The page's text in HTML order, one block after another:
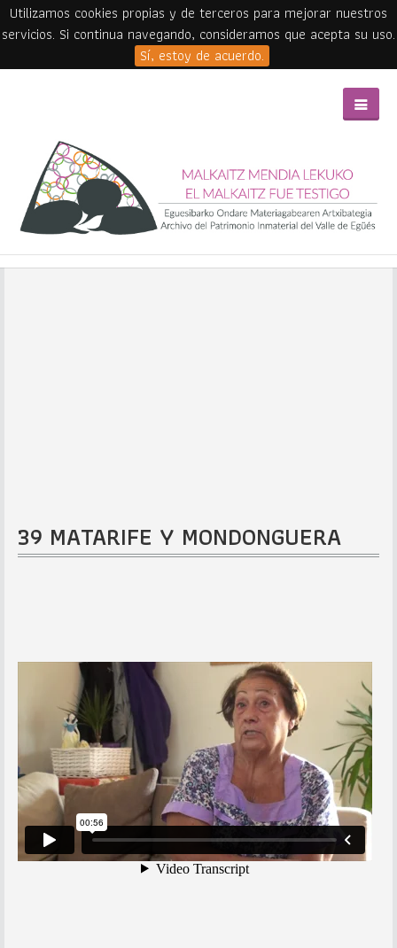
Utilizamos cookies propias y de terceros para mejorar nuestros
servicios. Si continua navegando, consideramos que acepta su uso.
Sí, estoy de acuerdo.
39 MATARIFE Y MONDONGUERA